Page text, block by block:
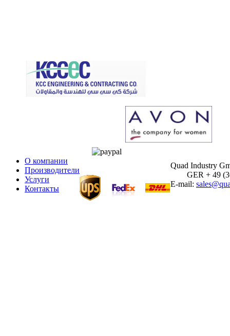
О компании
Производители
Услуги
Контакты
Quad Industry
GER + 49
E-mail: